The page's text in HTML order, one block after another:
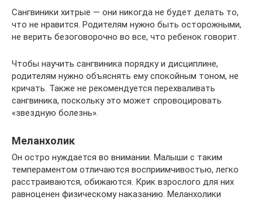
Сангвиники хитрые — они никогда не будет делать то,
что не нравится. Родителям нужно быть осторожными,
не верить безоговорочно во все, что ребенок говорит.
Чтобы научить сангвиника порядку и дисциплине,
родителям нужно объяснять ему спокойным тоном, не
кричать. Также не рекомендуется перехваливать
сангвиника, поскольку это может спровоцировать
«звездную болезнь».
Меланхолик
Он остро нуждается во внимании. Малыши с таким
темпераментом отличаются восприимчивостью, легко
расстраиваются, обижаются. Крик взрослого для них
равноценен физическому наказанию. Меланхолики